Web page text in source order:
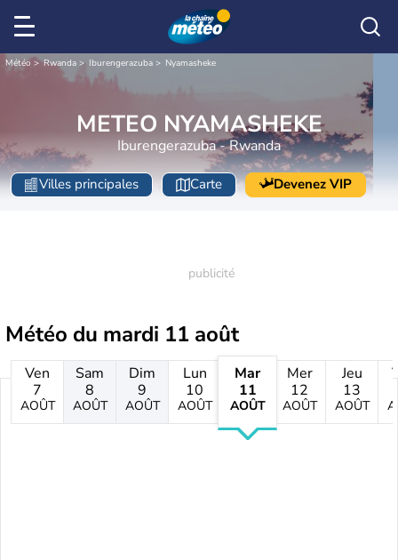
Météo Rwanda Iburengerazuba Nyamasheke
METEO NYAMASHEKE
Iburengerazuba - Rwanda
Villes principales Carte Devenez VIP
Météo du mardi 11 août
Ven
7
AOÛT
Sam
8
AOÛT
Dim
9
AOÛT
Lun
10
AOÛT
Mar
11
AOÛT
Mer
12
AOÛT
Jeu
13
AOÛT